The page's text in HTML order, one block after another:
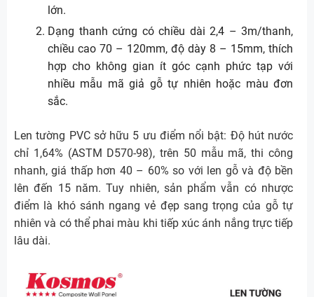
lớn.
Dạng thanh cứng có chiều dài 2,4 – 3m/thanh,
chiều cao 70 – 120mm, độ dày 8 – 15mm, thích
hợp cho không gian ít góc cạnh phức tạp với
nhiều mẫu mã giả gỗ tự nhiên hoặc màu đơn
sắc.
Len tường PVC sở hữu 5 ưu điểm nổi bật: Độ hút nước
chỉ 1,64% (ASTM D570-98), trên 50 mẫu mã, thi công
nhanh, giá thấp hơn 40 – 60% so với len gỗ và độ bền
lên đến 15 năm. Tuy nhiên, sản phẩm vẫn có nhược
điểm là khó sánh ngang vẻ đẹp sang trọng của gỗ tự
nhiên và có thể phai màu khi tiếp xúc ánh nắng trực tiếp
lâu dài.